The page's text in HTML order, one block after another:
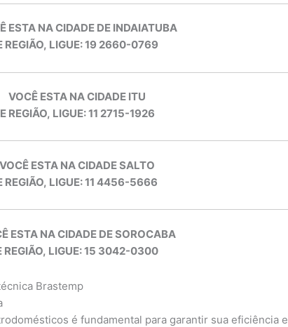
ESTA NA CIDADE DE INDAIATUBA
REGIÃO, LIGUE: 19 2660-0769
VOCÊ ESTA NA CIDADE ITU
E REGIÃO, LIGUE: 11 2715-1926
VOCÊ ESTA NA CIDADE SALTO
REGIÃO, LIGUE: 11 4456-5666
ESTA NA CIDADE DE SOROCABA
REGIÃO, LIGUE: 15 3042-0300
Brastemp
é fundamental para garantir sua eficiência e